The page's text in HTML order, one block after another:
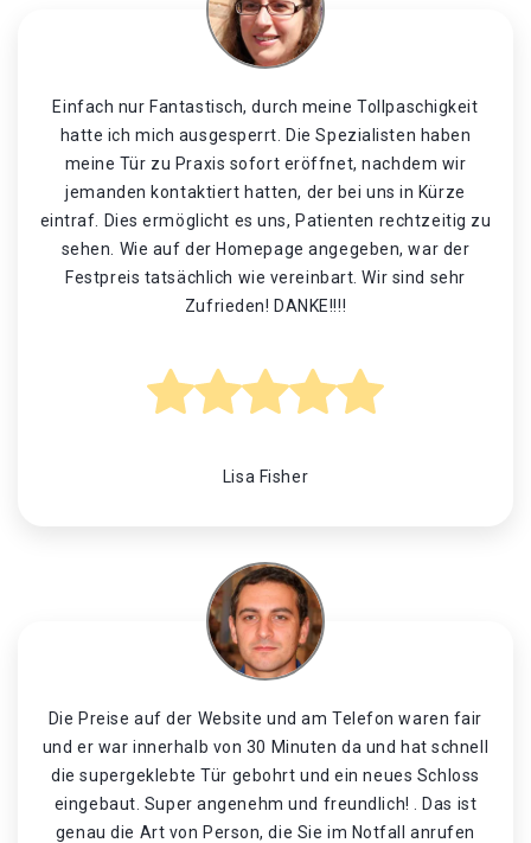
Einfach nur Fantastisch, durch meine Tollpaschigkeit
hatte ich mich ausgesperrt. Die Spezialisten haben
meine Tür zu Praxis sofort eröffnet, nachdem wir
jemanden kontaktiert hatten, der bei uns in Kürze
eintraf. Dies ermöglicht es uns, Patienten rechtzeitig zu
sehen. Wie auf der Homepage angegeben, war der
Festpreis tatsächlich wie vereinbart. Wir sind sehr
Zufrieden! DANKE!!!!
Lisa Fisher
Die Preise auf der Website und am Telefon waren fair
und er war innerhalb von 30 Minuten da und hat schnell
die supergeklebte Tür gebohrt und ein neues Schloss
eingebaut. Super angenehm und freundlich! . Das ist
genau die Art von Person, die Sie im Notfall anrufen